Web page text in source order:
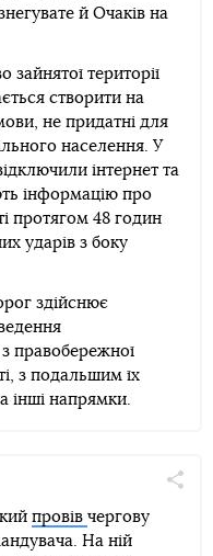
й Очаків на
території
створити на
не придатні для
населення. У
інтернет та
інформацію про
протягом 48 годин
ударів з боку
здійснює
з правобережної
з подальшим їх
інші напрямки.
Twitter
провів чергову
На ній